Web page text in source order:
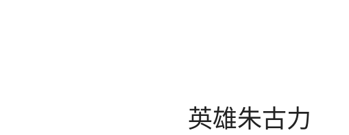
英雄朱古力